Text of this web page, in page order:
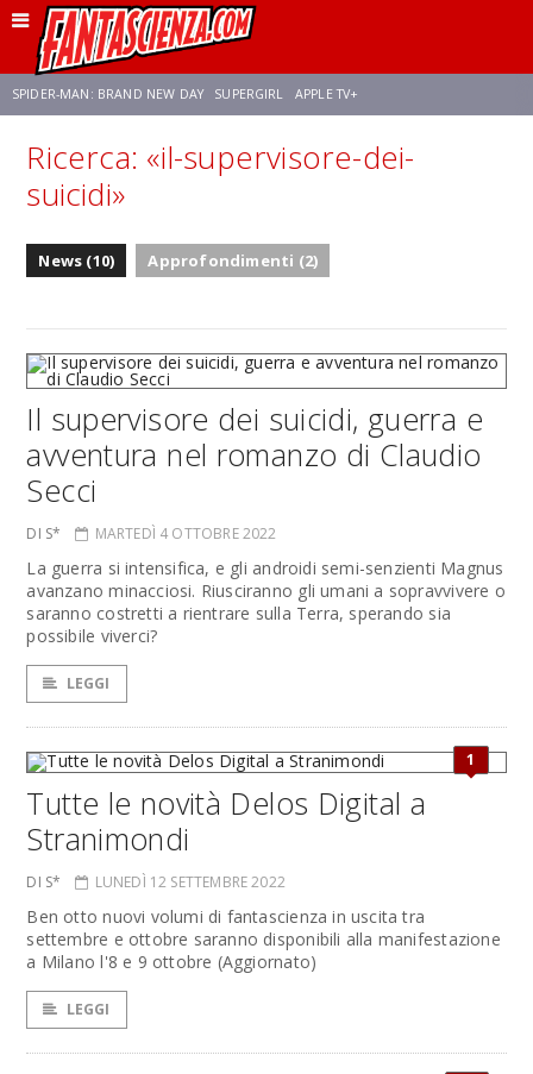
SPIDER-MAN: BRAND NEW DAY SUPERGIRL APPLE TV+
FRANCO RICCIARDIELLO ZENDAYA STAR TREK AVENGERS: DOOMSDAY
NETFLIX SADIE SINK STAR TREK: STRANGE NEW WORLDS
Ricerca: «il-supervisore-dei-
suicidi»
News (10) Approfondimenti (2)
Il supervisore dei suicidi, guerra e
avventura nel romanzo di Claudio
Secci
DI S* MARTEDÌ 4 OTTOBRE 2022
La guerra si intensifica, e gli androidi semi-senzienti Magnus
avanzano minacciosi. Riusciranno gli umani a sopravvivere o
saranno costretti a rientrare sulla Terra, sperando sia
possibile viverci?
LEGGI
1
Tutte le novità Delos Digital a
Stranimondi
DI S* LUNEDÌ 12 SETTEMBRE 2022
Ben otto nuovi volumi di fantascienza in uscita tra
settembre e ottobre saranno disponibili alla manifestazione
a Milano l'8 e 9 ottobre (Aggiornato)
LEGGI